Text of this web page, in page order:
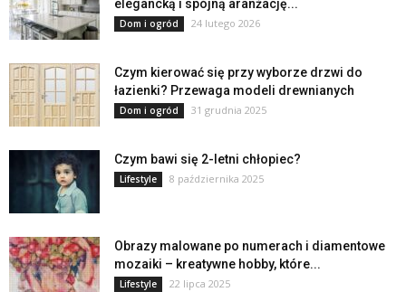
elegancką i spójną aranżację...
Dom i ogród 24 lutego 2026
Czym kierować się przy wyborze drzwi do
łazienki? Przewaga modeli drewnianych
Dom i ogród 31 grudnia 2025
Czym bawi się 2-letni chłopiec?
Lifestyle 8 października 2025
Obrazy malowane po numerach i diamentowe
mozaiki – kreatywne hobby, które...
Lifestyle 22 lipca 2025